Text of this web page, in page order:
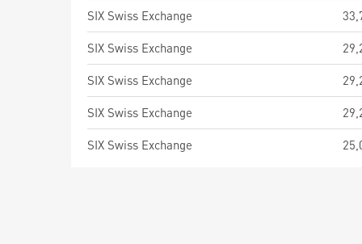
SIX Swiss Exchange
SIX Swiss Exchange
SIX Swiss Exchange
SIX Swiss Exchange
SIX Swiss Exchange